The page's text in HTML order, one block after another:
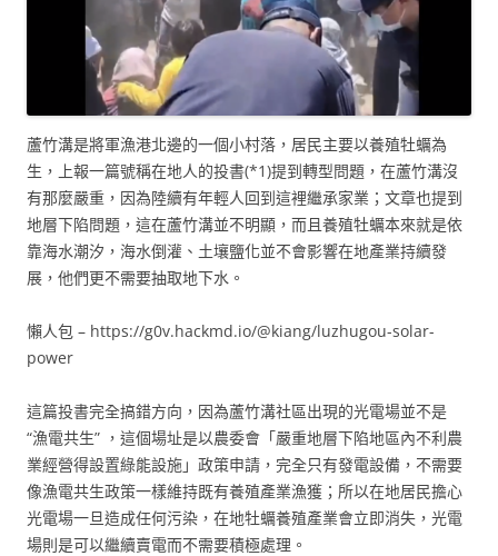
蘆竹溝是將軍漁港北邊的一個小村落，居民主要以養殖牡蠣為
生，上報一篇號稱在地人的投書(*1)提到轉型問題，在蘆竹溝沒
有那麼嚴重，因為陸續有年輕人回到這裡繼承家業；文章也提到
地層下陷問題，這在蘆竹溝並不明顯，而且養殖牡蠣本來就是依
靠海水潮汐，海水倒灌、土壤鹽化並不會影響在地產業持續發
展，他們更不需要抽取地下水。
懶人包 – https://g0v.hackmd.io/@kiang/luzhugou-solar-
power
這篇投書完全搞錯方向，因為蘆竹溝社區出現的光電場並不是
“漁電共生” ，這個場址是以農委會「嚴重地層下陷地區內不利農
業經營得設置綠能設施」政策申請，完全只有發電設備，不需要
像漁電共生政策一樣維持既有養殖產業漁獲；所以在地居民擔心
光電場一旦造成任何污染，在地牡蠣養殖產業會立即消失，光電
場則是可以繼續賣電而不需要積極處理。